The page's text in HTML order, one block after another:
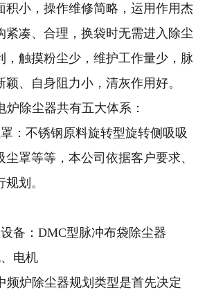
积小，操作维修简略，运用作用杰
紧凑、合理，换袋时无需进入除尘
，触摸粉尘少，维护工作量少，脉
、自身阻力小，清灰作用好。
除尘器共有五大体系：
不锈钢原料旋转型旋转侧吸吸
罩等等，本公司依据客户要求、
划。
：DMC型脉冲布袋除尘器
电机
炉除尘器规划类型是首先决定